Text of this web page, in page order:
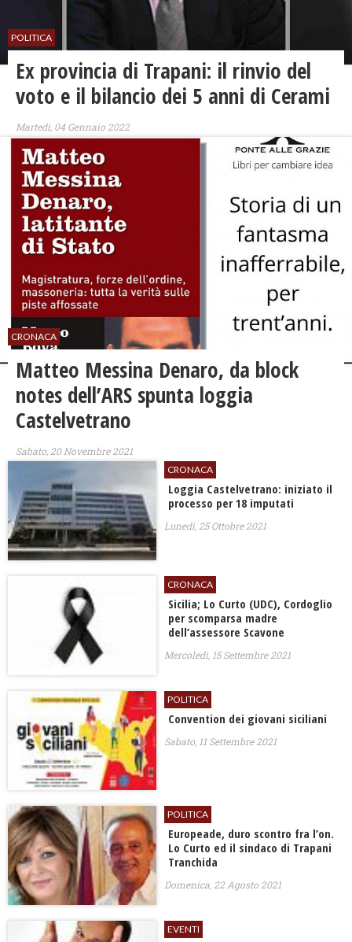
POLITICA
Ex provincia di Trapani: il rinvio del
voto e il bilancio dei 5 anni di Cerami
Martedì, 04 Gennaio 2022
CRONACA
Matteo Messina Denaro, da block
notes dell’ARS spunta loggia
Castelvetrano
Sabato, 20 Novembre 2021
CRONACA
Loggia Castelvetrano: iniziato il
processo per 18 imputati
Lunedì, 25 Ottobre 2021
CRONACA
Sicilia; Lo Curto (UDC), Cordoglio
per scomparsa madre
dell’assessore Scavone
Mercoledì, 15 Settembre 2021
POLITICA
Convention dei giovani siciliani
Sabato, 11 Settembre 2021
POLITICA
Europeade, duro scontro fra l’on.
Lo Curto ed il sindaco di Trapani
Tranchida
Domenica, 22 Agosto 2021
EVENTI